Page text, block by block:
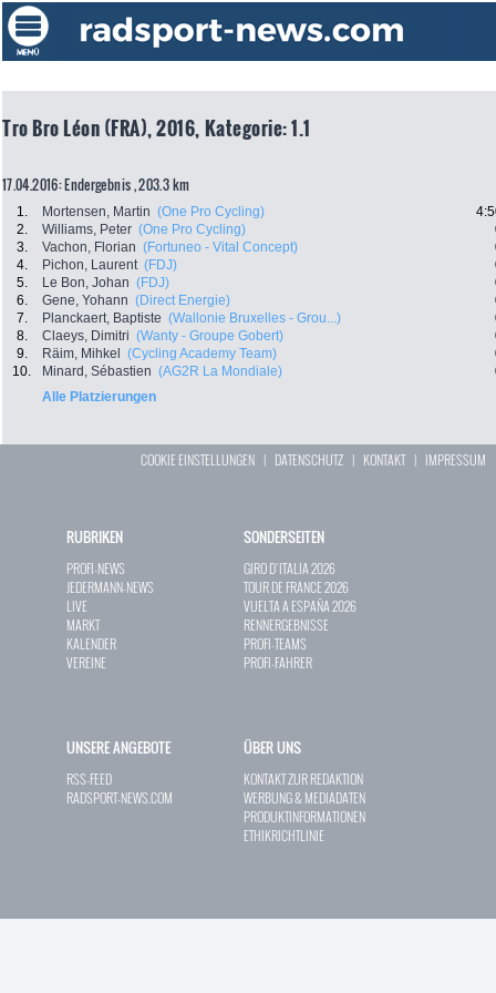
Tro Bro Léon (FRA), 2016, Kategorie: 1.1
17.04.2016: Endergebnis , 203.3 km
1. Mortensen, Martin (One Pro Cycling)
2.
Williams, Peter (One Pro Cycling)
3.
Vachon, Florian (Fortuneo - Vital Concept)
4.
Pichon, Laurent (FDJ)
5.
Le Bon, Johan (FDJ)
6.
Gene, Yohann (Direct Energie)
7.
Planckaert, Baptiste (Wallonie Bruxelles - Grou...)
8.
Claeys, Dimitri (Wanty - Groupe Gobert)
9.
Räim, Mihkel (Cycling Academy Team)
10.
Minard, Sébastien (AG2R La Mondiale)
Alle Platzierungen
COOKIE EINSTELLUNGEN | DATENSCHUTZ | KONTAKT| IMPRESSUM
RUBRIKEN
PROFI-NEWS
JEDERMANN-NEWS
LIVE
MARKT
KALENDER
VEREINE
SONDERSEITEN
GIRO D`ITALIA 2026
TOUR DE FRANCE 2026
VUELTA A ESPAÑA 2026
RENNERGEBNISSE
PROFI-TEAMS
PROFI-FAHRER
UNSERE ANGEBOTE
RSS-FEED
RADSPORT-NEWS.COM
ÜBER UNS
KONTAKT ZUR REDAKTION
WERBUNG & MEDIADATEN
PRODUKTINFORMATIONEN
ETHIKRICHTLINIE